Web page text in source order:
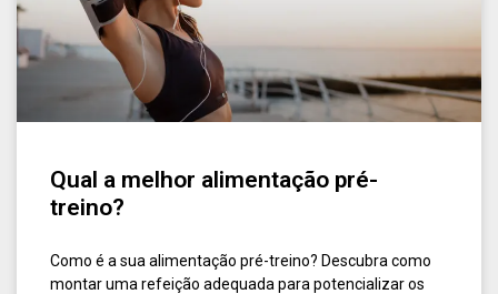
Qual a melhor alimentação pré-
treino?
Como é a sua alimentação pré-treino? Descubra como
montar uma refeição adequada para potencializar os